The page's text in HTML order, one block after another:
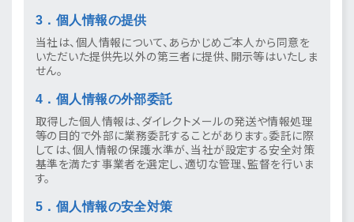
3．個人情報の提供
当社は、個人情報について、あらかじめご本人から同意を
いただいた提供先以外の第三者に提供、開示等はいたしま
せん。
4．個人情報の外部委託
取得した個人情報は、ダイレクトメールの発送や情報処理
等の目的で外部に業務委託することがあります。委託に際
しては、個人情報の保護水準が、当社が設定する安全対策
基準を満たす事業者を選定し、適切な管理、監督を行いま
す。
5．個人情報の安全対策